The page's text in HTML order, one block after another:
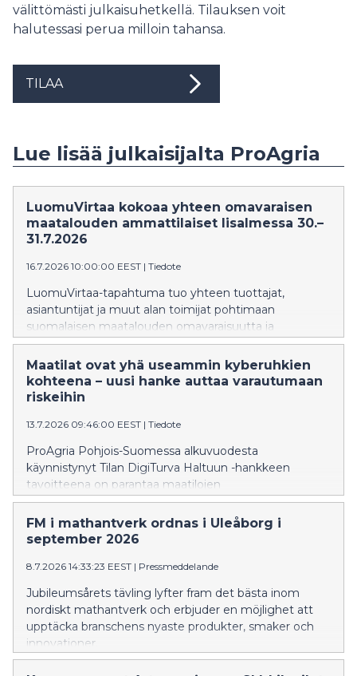
välittömästi julkaisuhetkellä. Tilauksen voit
halutessasi perua milloin tahansa.
TILAA
Lue lisää julkaisijalta ProAgria
LuomuVirtaa kokoaa yhteen omavaraisen
maatalouden ammattilaiset Iisalmessa 30.–
31.7.2026
16.7.2026 10:00:00 EEST | Tiedote
LuomuVirtaa-tapahtuma tuo yhteen tuottajat,
asiantuntijat ja muut alan toimijat pohtimaan
suomalaisen maatalouden omavaraisuutta ja
kriisinkestävyyttä. Tapahtuma järjestetään YSAO:n
Peltoniemen toimipisteessä (Kotikyläntie 254, 74150
Iisalmi), joka tarjoaa loistavat puitteet
käytännönläheiselle ohjelmalle.
Maatilat ovat yhä useammin kyberuhkien
kohteena – uusi hanke auttaa varautumaan
riskeihin
13.7.2026 09:46:00 EEST | Tiedote
ProAgria Pohjois-Suomessa alkuvuodesta
käynnistynyt Tilan DigiTurva Haltuun -hankkeen
tavoitteena on parantaa maatilojen
tietoturvaosaamista sekä vahvistaa koko yhteiskunnan
huoltovarmuutta.
FM i mathantverk ordnas i Uleåborg i
september 2026
8.7.2026 14:33:23 EEST | Pressmeddelande
Jubileumsårets tävling lyfter fram det bästa inom
nordiskt mathantverk och erbjuder en möjlighet att
upptäcka branschens nyaste produkter, smaker och
innovationer.